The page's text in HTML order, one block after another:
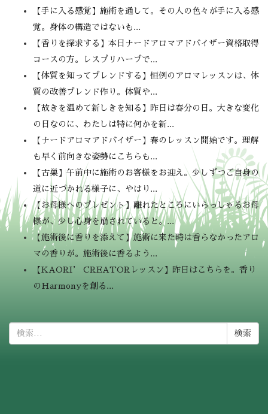
【手に入る感覚】施術を通して。その人の色々が手に入る感
覚。身体の構造ではないも...
【香りを探求する】本日ナードアロマアドバイザー資格取得
コースの方。レスプリハーブで...
【体質を知ってブレンドする】恒例のアロマレッスンは、体
質の改善ブレンド作り。体質や...
【故きを温めて新しきを知る】昨日は春分の日。大きな変化
の日なのに、わたしは特に何かを新...
【ナードアロマアドバイザー】春のレッスン開始です。理解
も早く前向きな姿勢にこちらも...
【古巣】午前中に施術のお客様をお迎え。少しずつご自身の
道に近づかれる様子に、やはり...
【お母様へのプレゼント】離れたところにいらっしゃるお母
様が、少し心身を崩されていると。...
【施術後に香りを添えて】施術に来た時は香らなかったアロ
マの香りが。施術後に香るよう...
【KAORI’ CREATORレッスン】昨日はこちらを。香り
のHarmonyを創る...
索: